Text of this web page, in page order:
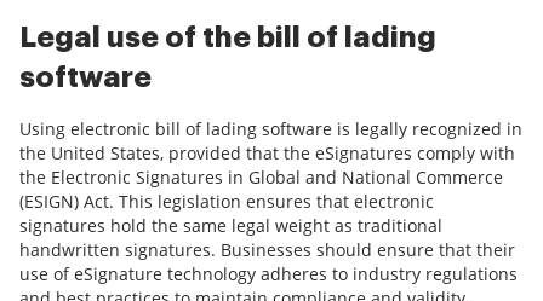
Legal use of the bill of lading
software
Using electronic bill of lading software is legally recognized in
the United States, provided that the eSignatures comply with
the Electronic Signatures in Global and National Commerce
(ESIGN) Act. This legislation ensures that electronic
signatures hold the same legal weight as traditional
handwritten signatures. Businesses should ensure that their
use of eSignature technology adheres to industry regulations